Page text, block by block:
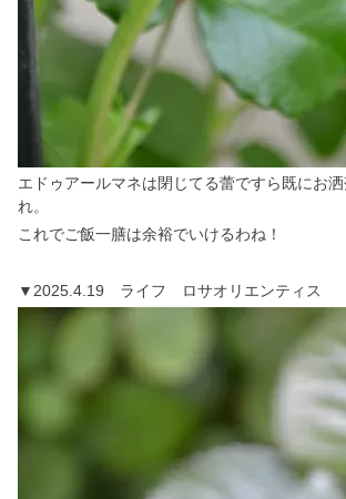
エドゥアールマネは閉じてる蕾ですら既にお
れ。
これでご飯一膳は余裕でいけるわね！
▼2025.4.19 ライフ ロサオリエンティス